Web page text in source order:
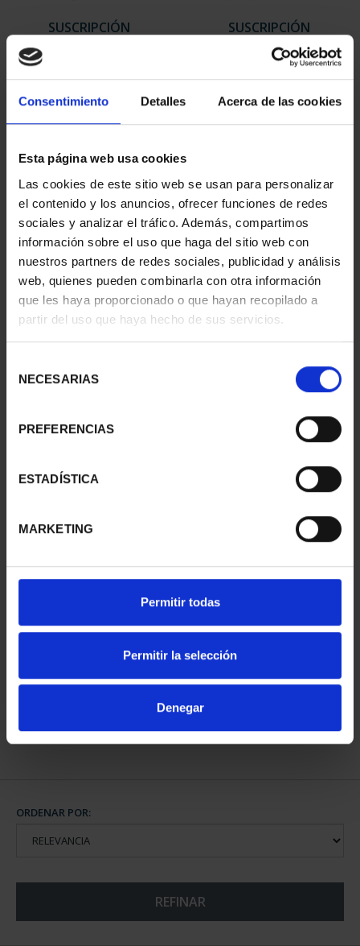
Consentimiento Detalles Acerca de las cookies
Esta página web usa cookies
Las cookies de este sitio web se usan para personalizar
el contenido y los anuncios, ofrecer funciones de redes
sociales y analizar el tráfico. Además, compartimos
información sobre el uso que haga del sitio web con
nuestros partners de redes sociales, publicidad y análisis
web, quienes pueden combinarla con otra información
que les haya proporcionado o que hayan recopilado a
partir del uso que haya hecho de sus servicios.
NECESARIAS
PREFERENCIAS
ESTADÍSTICA
MARKETING
Permitir todas
Permitir la selección
Denegar
SUSCRIPCIÓN
949,00 €
Sólo para usuarios
registrados
SUSCRIPCIÓN
CAPITALES DE
PROVINCIA 2
949,00 €
Sólo para usuarios
registrados
SUSCRIPCIÓN
CAPITALES DE
949,00 €
registrados
SUSCRIPCIÓN
CAPITALES DE
949,00 €
registrados
CAPITALES DE
COMPLET...
3.796,00 €
ORDENAR POR:
REFINAR